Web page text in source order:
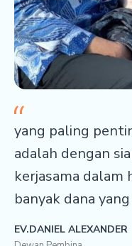
yang paling
adalah dengan
kerjasama dalam
banyak dana
EV.DANIEL ALEXANDER